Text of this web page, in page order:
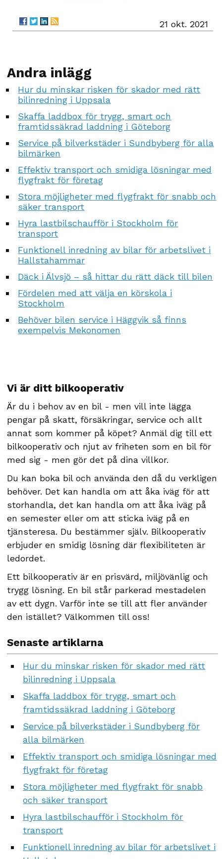
21 okt. 2021
Andra inlägg
Hur du minskar risken för skador med rätt
bilinredning i Uppsala
Skaffa laddbox för trygg, smart och
framtidssäkrad laddning i Göteborg
Service på bilverkstäder i Sundbyberg för alla
bilmärken
Effektiv transport och smidiga lösningar med
flygfrakt för företag
Stora möjligheter med flygfrakt för snabb och
säker transport
Hyra lastbilschaufför i Stockholm för
transport
Funktionell inredning av bilar för arbetslivet i
Hallstahammar
Däck i Älvsjö – så hittar du rätt däck till bilen
Fördelen med att välja en körskola i
Stockholm
Behöver bilen service i Häggvik så finns
exempelvis Mekonomen
Vi är ditt bilkooperativ
Är du i behov av en bil - men vill inte lägga
pengar på skatt, försäkringar, service och allt
annat som kommer på köpet? Anmäl dig till ett
bilkooperativ och njut av friheten som en bil för
med sig - men gör det på dina villkor.
Du kan boka bil och använda den då du verkligen
behöver. Det kan handla om att åka iväg för att
storhandla, det kan handla om att åka iväg på
en semester eller om att sticka iväg på en
tjänsteresa. Du bestämmer själv. Bilkooperativ
erbjuder en smidig lösning där flexibiliteten är
ledordet.
Ett bilkooperativ är en prisvärd, miljövänlig och
trygg lösning. En bil står parkerad mestadelen
av ett dygn. Varför inte se till att fler använder
den istället? Välkommen till oss!
Senaste artiklarna
Hur du minskar risken för skador med rätt
bilinredning i Uppsala
Skaffa laddbox för trygg, smart och
framtidssäkrad laddning i Göteborg
Service på bilverkstäder i Sundbyberg för
alla bilmärken
Effektiv transport och smidiga lösningar med
flygfrakt för företag
Stora möjligheter med flygfrakt för snabb
och säker transport
Hyra lastbilschaufför i Stockholm för
transport
Funktionell inredning av bilar för arbetslivet i